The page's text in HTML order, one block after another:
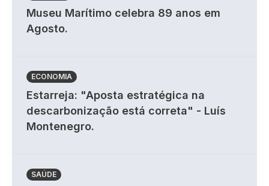
Museu Marítimo celebra 89 anos em
Agosto.
ECONOMIA
Estarreja: "Aposta estratégica na
descarbonização está correta" - Luís
Montenegro.
SAÚDE